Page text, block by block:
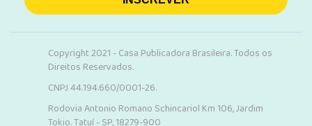
Copyright 2021 - Casa Publicadora Brasileira. Todos os
Direitos Reservados.
CNPJ 44.194.660/0001-26.
Rodovia Antonio Romano Schincariol Km 106, Jardim
Tokio. Tatuí - SP, 18279-900